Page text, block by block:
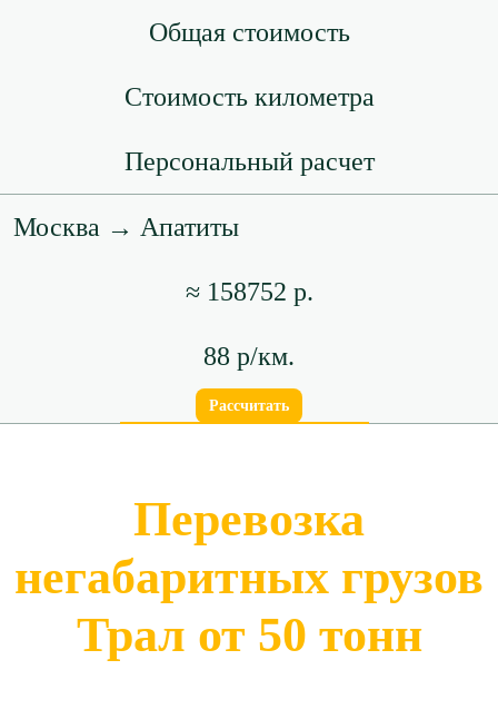
Общая стоимость
Стоимость километра
Персональный расчет
Москва → Апатиты
≈ 158752 р.
88 р/км.
Рассчитать
Перевозка
негабаритных грузов
Трал от 50 тонн